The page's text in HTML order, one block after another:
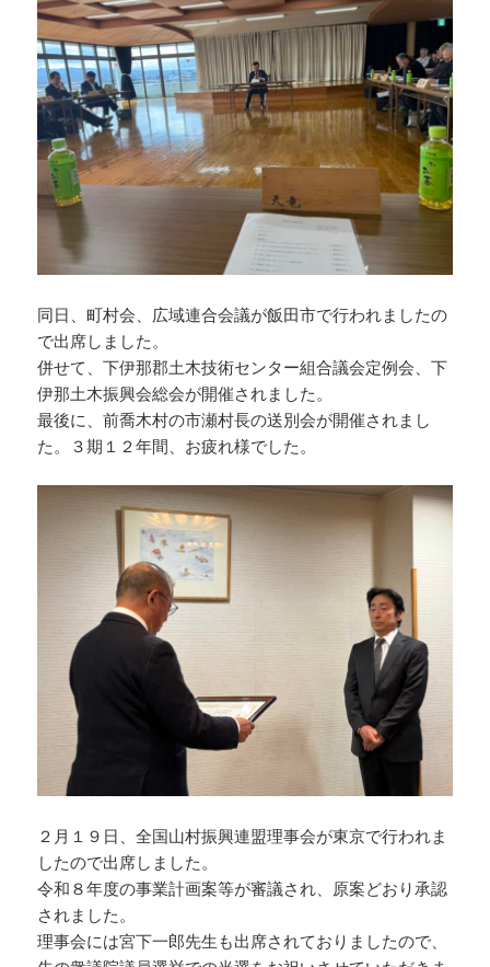
同日、町村会、広域連合会議が飯田市で行われましたの
で出席しました。
併せて、下伊那郡土木技術センター組合議会定例会、下
伊那土木振興会総会が開催されました。
最後に、前喬木村の市瀬村長の送別会が開催されまし
た。３期１２年間、お疲れ様でした。
２月１９日、全国山村振興連盟理事会が東京で行われま
したので出席しました。
令和８年度の事業計画案等が審議され、原案どおり承認
されました。
理事会には宮下一郎先生も出席されておりましたので、